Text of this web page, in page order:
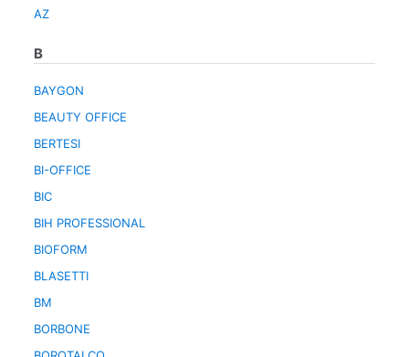
AZ
B
BAYGON
BEAUTY OFFICE
BERTESI
BI-OFFICE
BIC
BIH PROFESSIONAL
BIOFORM
BLASETTI
BM
BORBONE